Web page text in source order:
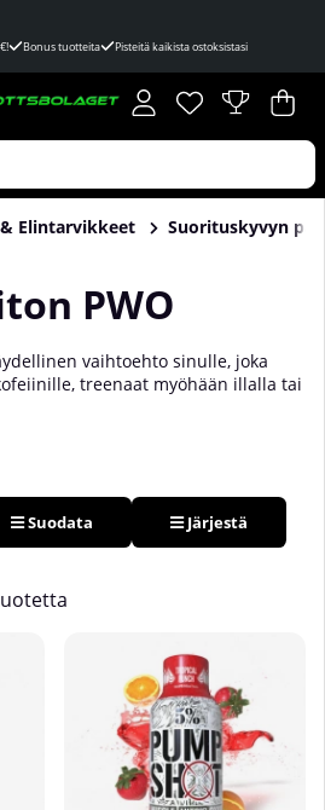
Bonus tuotteita Pisteitä kaikista ostoksistasi
Toivelista
Lukumäärä
. .
Elintarvikkeet Suorituskyvyn
PWO
vaihtoehto sinulle, joka
treenaat myöhään illalla tai
Niiden stimulantittomuus
ne antavat sinulle paremman
kuntosalilla. Meillä
valikoima stimulantittomia pre-
Suodata Järjestä